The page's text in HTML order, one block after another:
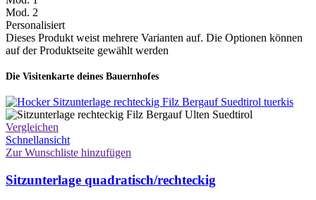
Mod. 2
Personalisiert
Dieses Produkt weist mehrere Varianten auf. Die Optionen können
auf der Produktseite gewählt werden
Die Visitenkarte deines Bauernhofes
Vergleichen
Schnellansicht
Zur Wunschliste hinzufügen
Sitzunterlage quadratisch/rechteckig